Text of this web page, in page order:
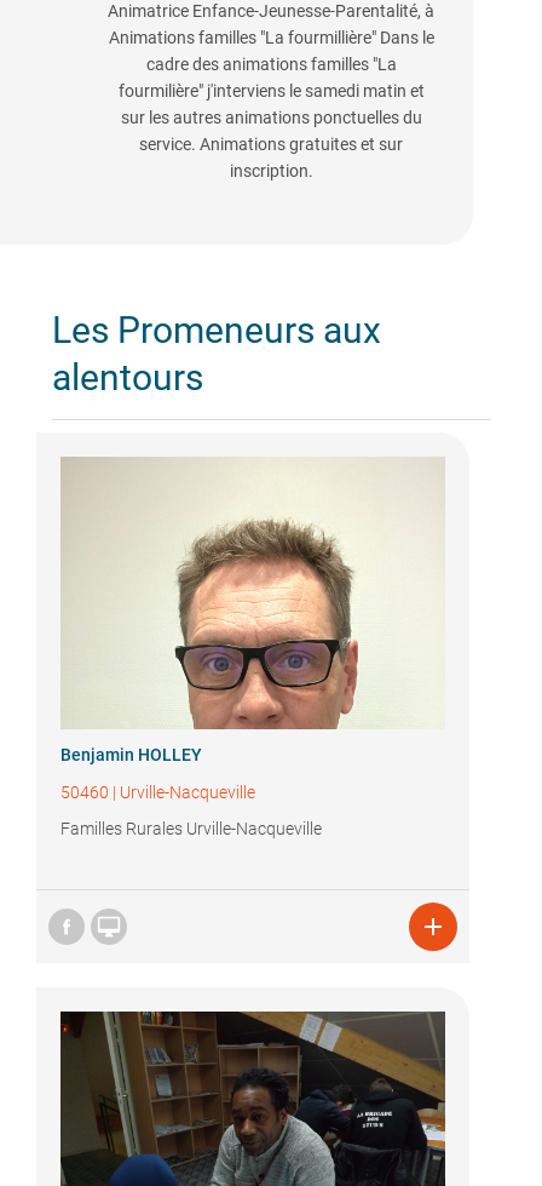
Animatrice Enfance-Jeunesse-Parentalité, à
Animations familles "La fourmillière" Dans le
cadre des animations familles "La
fourmilière" j'interviens le samedi matin et
sur les autres animations ponctuelles du
service. Animations gratuites et sur
inscription.
Les Promeneurs aux
alentours
Benjamin HOLLEY
50460 | Urville-Nacqueville
Familles Rurales Urville-Nacqueville
 